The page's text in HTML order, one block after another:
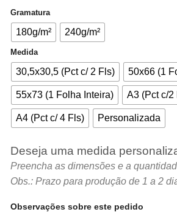
Gramatura
180g/m² 240g/m²
Medida
30,5x30,5 (Pct c/ 2 Fls) 50x66 (1
55x73 (1 Folha Inteira) A3 (Pct c/2
A4 (Pct c/ 4 Fls) Personalizada
Deseja uma medida
Preencha as dimensões e a
Obs.: Prazo para produção de 1 a 2
Observações sobre este pedido